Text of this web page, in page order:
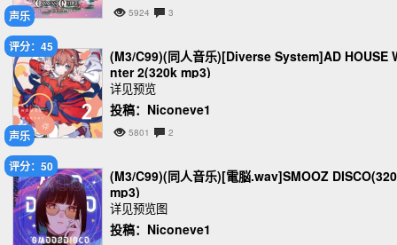
声乐 5924 3
声乐
评分：45
(M3/C99)(同人音乐)[Diverse System]AD HOUSE
nter 2(320k mp3)
详见预览
投稿：Niconeve1
5801 2
评分：50
(M3/C99)(同人音乐)[電脳.wav]SMOOZ
mp3)
详见预览图
投稿：Niconeve1